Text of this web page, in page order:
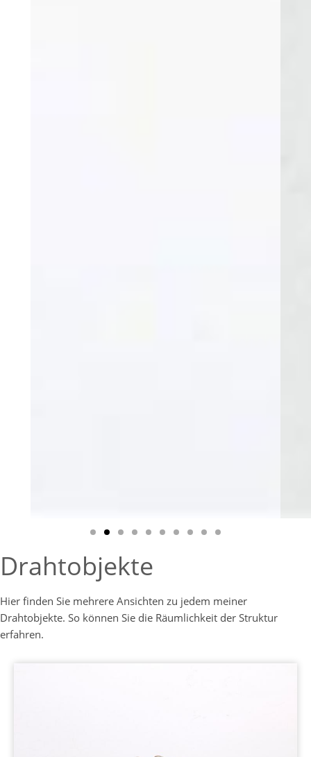
Drahtobjekte
Hier finden Sie mehrere Ansichten zu jedem meiner
Drahtobjekte. So können Sie die Räumlichkeit der Struktur
erfahren.